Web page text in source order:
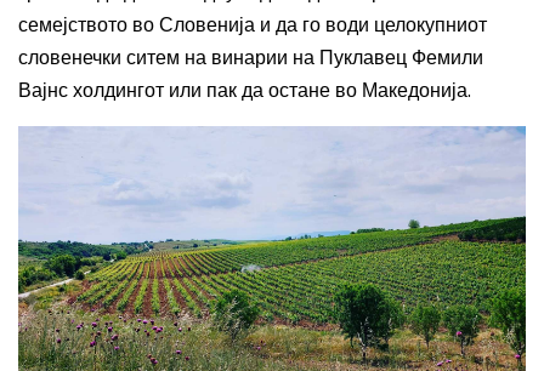
семејството во Словенија и да го води целокупниот
словенечки ситем на винарии на Пуклавец Фемили
Вајнс холдингот или пакда остане во Македонија.